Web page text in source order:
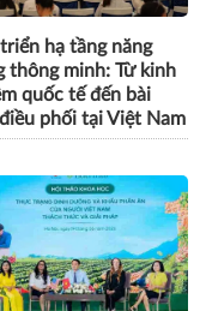
hạ tầng năng
thông minh: Từ kinh
quốc tế đến bài
phối tại Việt Nam